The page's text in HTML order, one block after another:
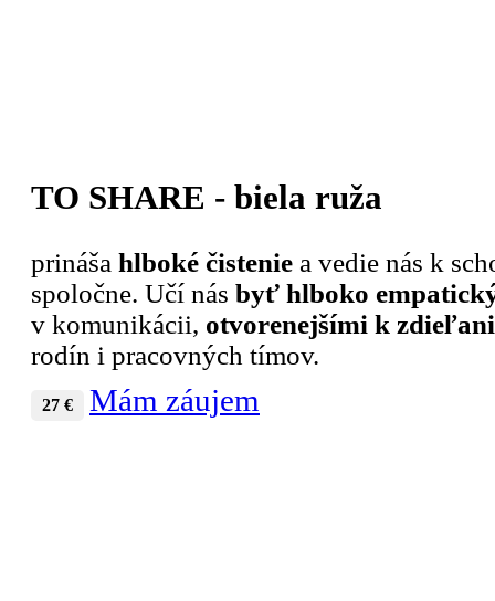
TO SHARE - biela ruža
prináša hlboké čistenie a vedie nás k
spoločne. Učí nás byť hlboko
v komunikácii, otvorenejšími k
rodín i pracovných tímov.
27 € Mám záujem